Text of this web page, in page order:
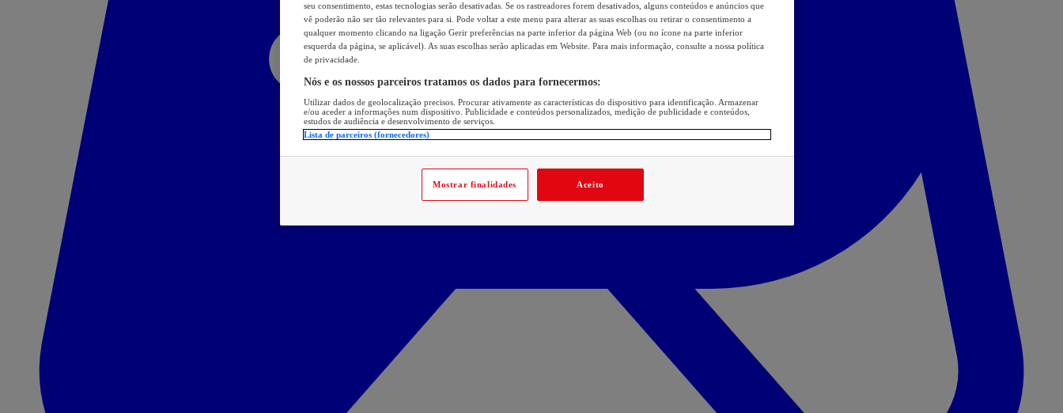
seu consentimento, estas tecnologias serão desativadas. Se os rastreadores forem desativados, alguns conteúdos e anúncios que
vê poderão não ser tão relevantes para si. Pode voltar a este menu para alterar as suas escolhas ou retirar o consentimento a
qualquer momento clicando na ligação Gerir preferências na parte inferior da página Web (ou no ícone na parte inferior
esquerda da página, se aplicável). As suas escolhas serão aplicadas em Website. Para mais informação, consulte a nossa política
de privacidade.
Nós e os nossos parceiros tratamos os dados para fornecermos:
Utilizar dados de geolocalização precisos. Procurar ativamente as características do dispositivo para identificação. Armazenar
e/ou aceder a informações num dispositivo. Publicidade e conteúdos personalizados, medição de publicidade e conteúdos,
estudos de audiência e desenvolvimento de serviços.
Lista de parceiros (fornecedores)
Mostrar finalidades Aceito